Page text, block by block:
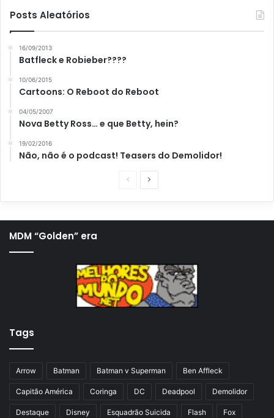
Posts Aleatórios
16/09/2013
Batfleck e Robieber????
10/06/2015
Cartoons: O Reboot do Reboot
04/05/2007
Nova Betty Ross… e que Betty, hein?
19/02/2016
Não, não é o podcast! Teasers do Demolidor!
a
a
n
m
a
p
n
MDM “Golden” era
Tags
Arrow Batman Batman v Superman Ben Affleck
Capitão América Coringa DC Deadpool Demolidor
Destaque Disney Esquadrão Suicida Flash Fox